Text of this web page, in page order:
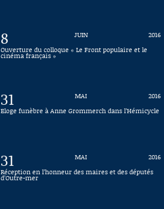
8 JUIN
2016
Ouverture du colloque « Le Front populaire et le
cinéma français »
31 MAI
2016
Eloge funèbre à Anne Grommerch dans l’Hémicycle
31 MAI
2016
Réception en l’honneur des maires et des députés
d’Outre-mer